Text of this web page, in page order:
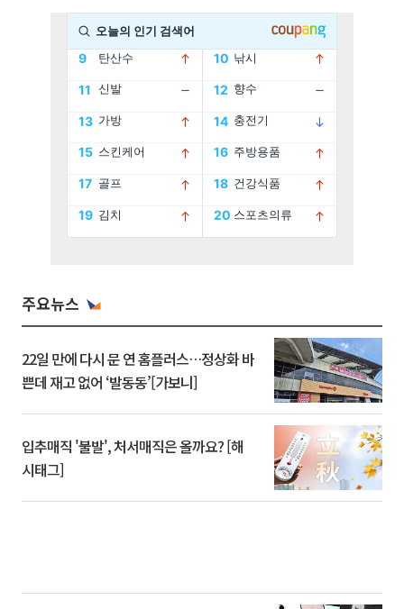
주요뉴스
22일 만에 다시 문 연 홈플러스…정상화 바
쁜데 재고 없어 ‘발동동’[가보니]
입추매직 '불발', 처서매직은 올까요? [해
시태그]